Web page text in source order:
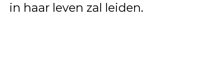
in haar leven zal leiden.